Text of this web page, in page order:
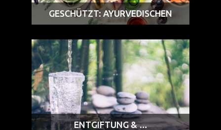
GESCHÜTZT: AYURVEDISCHEN
ENTGIFTUNG & …